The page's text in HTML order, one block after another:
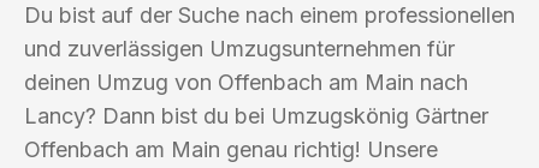
Du bist auf der Suche nach einem professionellen
und zuverlässigen Umzugsunternehmen für
deinen Umzug von Offenbach am Main nach
Lancy? Dann bist du bei Umzugskönig Gärtner
Offenbach am Main genau richtig! Unsere